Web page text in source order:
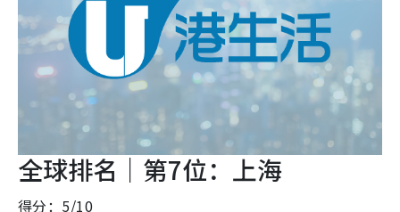
全球排名｜第7位：上海
得分：5/10